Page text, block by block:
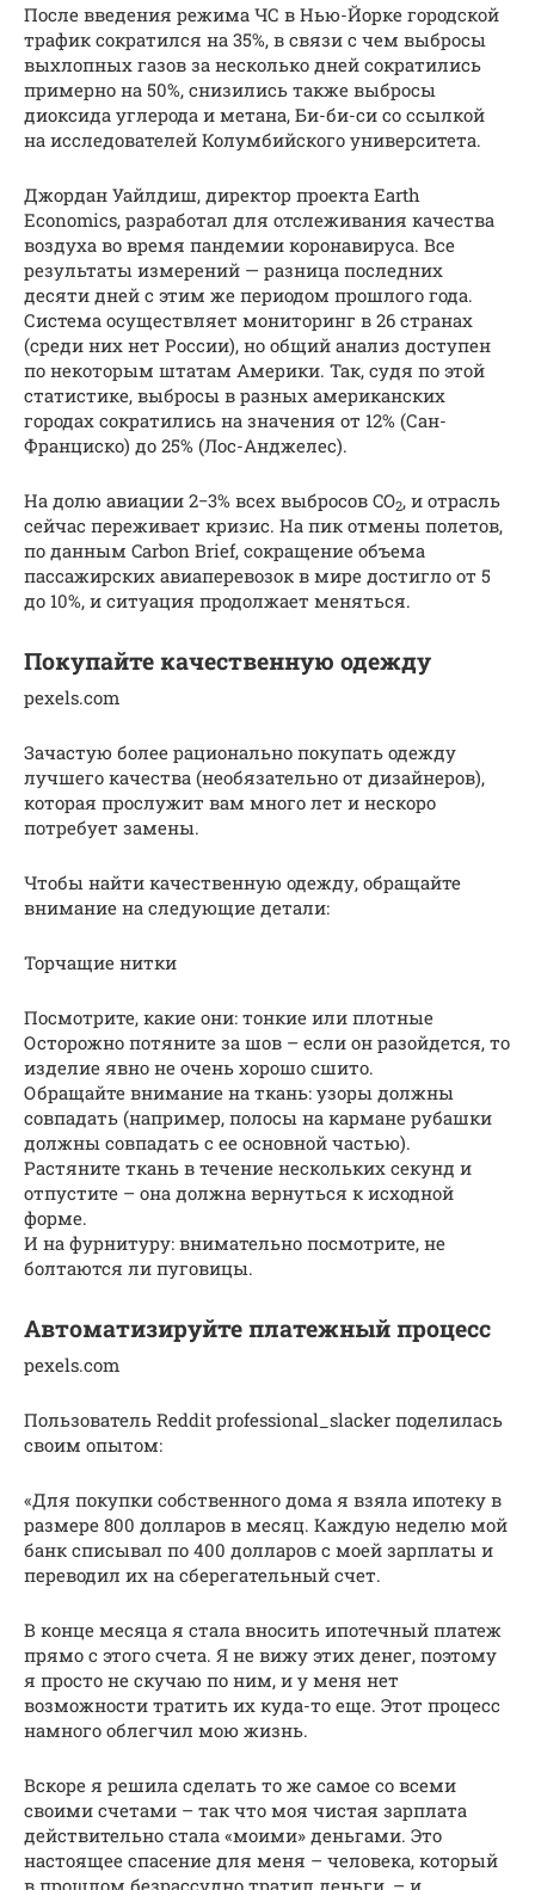
После введения режима ЧС в Нью-Йорке городской
трафик сократился на 35%, в связи с чем выбросы
выхлопных газов за несколько дней сократились
примерно на 50%, снизились также выбросы
диоксида углерода и метана, Би-би-си cо ссылкой
на исследователей Колумбийского университета.
Джордан Уайлдиш, директор проекта Earth
Economics, разработал для отслеживания качества
воздуха во время пандемии коронавируса. Все
результаты измерений — разница последних
десяти дней с этим же периодом прошлого года.
Система осуществляет мониторинг в 26 странах
(среди них нет России), но общий анализ доступен
по некоторым штатам Америки. Так, судя по этой
статистике, выбросы в разных американских
городах сократились на значения от 12% (Сан-
Франциско) до 25% (Лос-Анджелес).
На долю авиации 2−3% всех выбросов CO2, и отрасль
сейчас переживает кризис. На пик отмены полетов,
по данным Carbon Brief, сокращение объема
пассажирских авиаперевозок в мире достигло от 5
до 10%, и ситуация продолжает меняться.
Покупайте качественную одежду
pexels.com
Зачастую более рационально покупать одежду
лучшего качества (необязательно от дизайнеров),
которая прослужит вам много лет и нескоро
потребует замены.
Чтобы найти качественную одежду, обращайте
внимание на следующие детали:
Торчащие нитки
Посмотрите, какие они: тонкие или плотные
Осторожно потяните за шов – если он разойдется, то
изделие явно не очень хорошо сшито.
Обращайте внимание на ткань: узоры должны
совпадать (например, полосы на кармане рубашки
должны совпадать с ее основной частью).
Растяните ткань в течение нескольких секунд и
отпустите – она должна вернуться к исходной
форме.
И на фурнитуру: внимательно посмотрите, не
болтаются ли пуговицы.
Автоматизируйте платежный процесс
pexels.com
Пользователь Reddit professional_slacker поделилась
своим опытом:
«Для покупки собственного дома я взяла ипотеку в
размере 800 долларов в месяц. Каждую неделю мой
банк списывал по 400 долларов с моей зарплаты и
переводил их на сберегательный счет.
В конце месяца я стала вносить ипотечный платеж
прямо с этого счета. Я не вижу этих денег, поэтому
я просто не скучаю по ним, и у меня нет
возможности тратить их куда-то еще. Этот процесс
намного облегчил мою жизнь.
Вскоре я решила сделать то же самое со всеми
своими счетами – так что моя чистая зарплата
действительно стала «моими» деньгами. Это
настоящее спасение для меня – человека, который
в прошлом безрассудно тратил деньги, – и